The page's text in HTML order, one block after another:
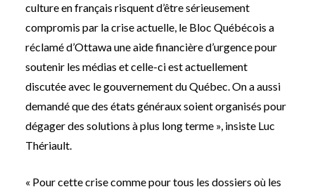
culture en français risquent d’être sérieusement
compromis par la crise actuelle, le Bloc Québécois a
réclamé d’Ottawa une aide financière d’urgence pour
soutenir les médias et celle-ci est actuellement
discutée avec le gouvernement du Québec. On a aussi
demandé que des états généraux soient organisés pour
dégager des solutions à plus long terme », insiste Luc
Thériault.
« Pour cette crise comme pour tous les dossiers où les